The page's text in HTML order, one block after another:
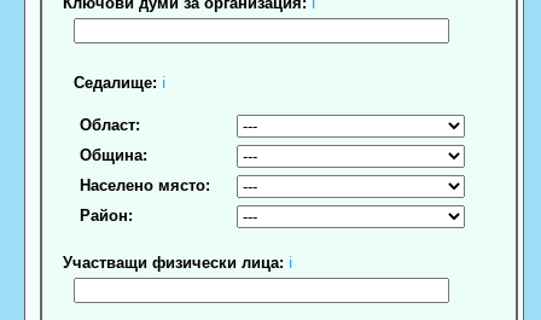
Седалище: ℹ
Област:
Община:
Населено място:
Район:
Участващи физически лица: ℹ